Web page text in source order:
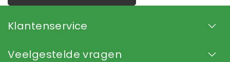
Klantenservice
Veelgestelde vragen